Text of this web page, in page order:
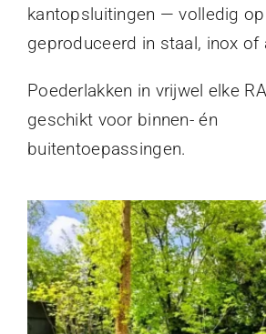
kantopsluitingen — volledig
geproduceerd in staal, inox of
Poederlakken in vrijwel elke
geschikt voor binnen- én
buitentoepassingen.